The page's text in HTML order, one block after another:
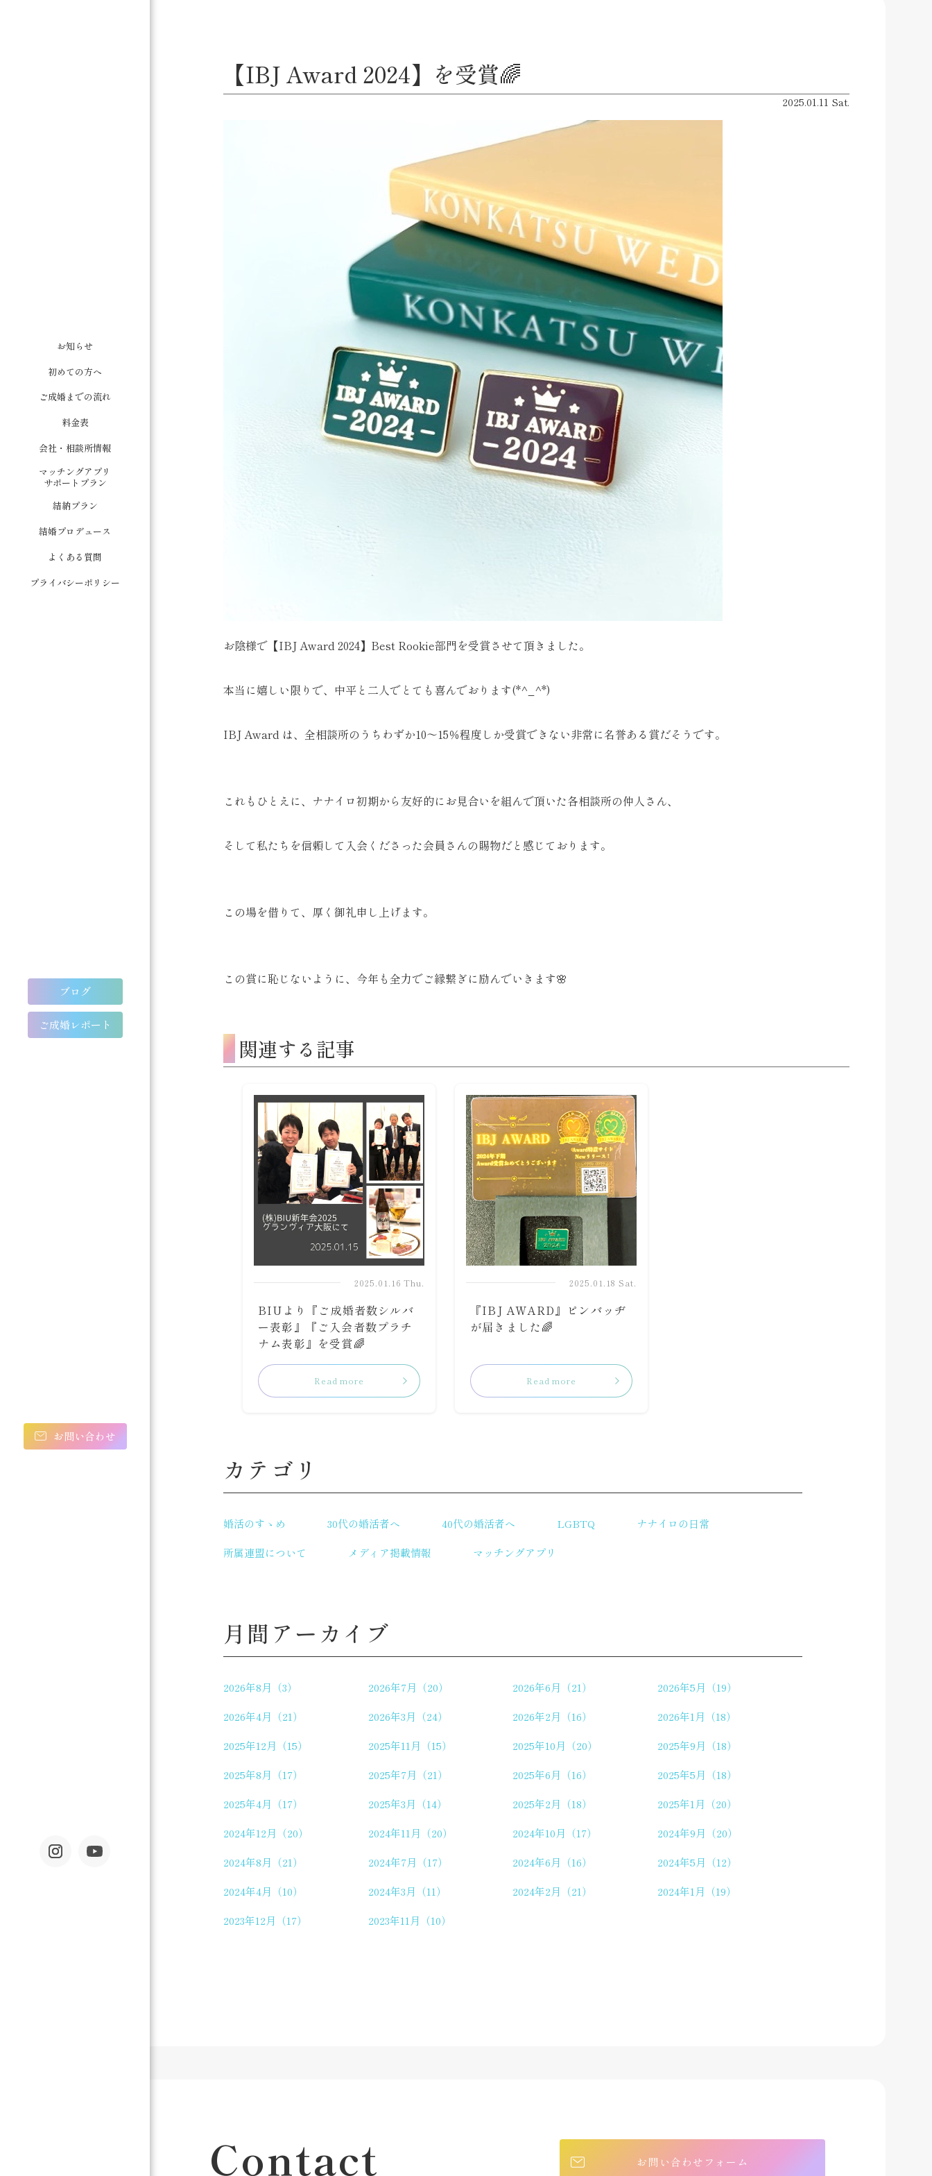
お知らせ
初めての方へ
ご成婚までの流れ
料金表
会社・相談所情報
マッチングアプリ
サポートプラン
結納プラン
結婚プロデュース
よくある質問
プライバシーポリシー
ブログ
ご成婚レポート
お問い合わせ
【IBJ Award 2024】を受賞🌈
2025.01.11 Sat.
お陰様で【IBJ Award 2024】Best Rookie部門を受賞させて頂きました。
本当に嬉しい限りで、中平と二人でとても喜んでおります(*^_^*)
IBJ Award は、全相談所のうちわずか10～15％程度しか受賞できない非常に名誉ある賞だそうです。
これもひとえに、ナナイロ初期から友好的にお見合いを組んで頂いた各相談所の仲人さん、
そして私たちを信頼して入会くださった会員さんの賜物だと感じております。
この場を借りて、厚く御礼申し上げます。
この賞に恥じないように、今年も全力でご縁繋ぎに励んでいきます🌸
関連する記事
2025.01.16 Thu.
BIUより『ご成婚者数シルバ
ー表彰』『ご入会者数プラチ
ナム表彰』を受賞🌈
Read more
2025.01.18 Sat.
『IBJ AWARD』ピンバッヂ
が届きました🌈
Read more
カテゴリ
婚活のすゝめ 30代の婚活者へ 40代の婚活者へ LGBTQ
ナナイロの日常
所属連盟について
メディア掲載情報 マッチングアプリ
月間アーカイブ
2026年8月（3） 2026年7月（20） 2026年6月（21）
2026年5月（19）
2026年4月（21）
2026年3月（24） 2026年2月（16）
2026年1月（18）
2025年12月（15）
2025年11月（15） 2025年10月（20）
2025年9月（18）
2025年8月（17）
2025年7月（21） 2025年6月（16）
2025年5月（18）
2025年4月（17）
2025年3月（14） 2025年2月（18）
2025年1月（20）
2024年12月（20）
2024年11月（20） 2024年10月（17）
2024年9月（20）
2024年8月（21）
2024年7月（17） 2024年6月（16）
2024年5月（12）
2024年4月（10）
2024年3月（11） 2024年2月（21）
2024年1月（19）
2023年12月（17）
2023年11月（10）
Contact お問い合わせフォーム